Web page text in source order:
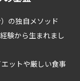
の独自メソッド
験から生まれまし
ットや厳しい食事